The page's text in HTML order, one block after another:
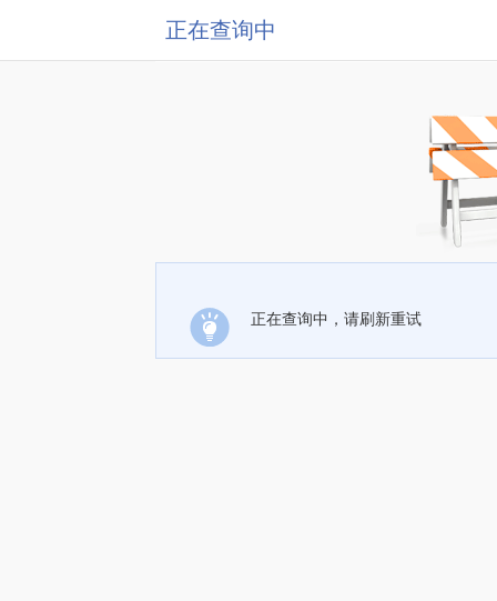
正在查询中
正在查询中，请刷新重试